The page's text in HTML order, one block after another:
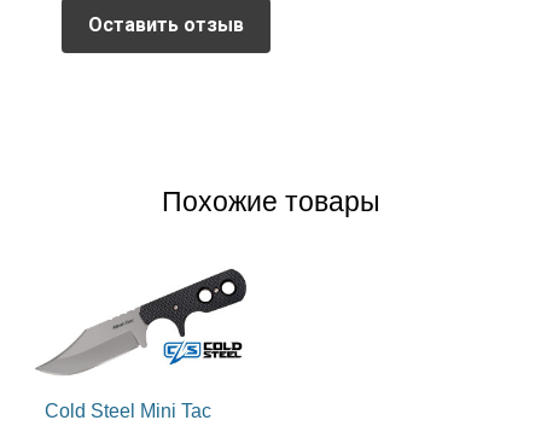
Оставить отзыв
Похожие товары
Cold Steel Mini Tac